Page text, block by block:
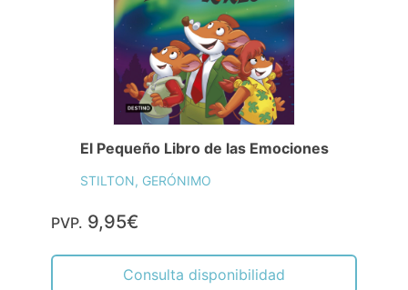
El Pequeño Libro de las Emociones
STILTON, GERÓNIMO
PVP. 9,95€
Consulta disponibilidad